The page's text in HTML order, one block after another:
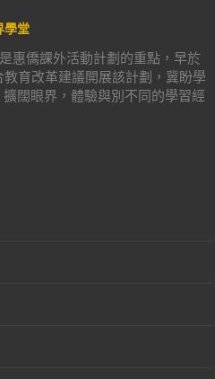
學堂
惠僑課外活動計劃的重點，早於
育改革建議開展該計劃，冀盼學
闊眼界，體驗與別不同的學習經